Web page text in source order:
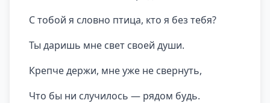
С тобой я словно птица, кто я без тебя?
Ты даришь мне свет своей души.
Крепче держи, мне уже не свернуть,
Что бы ни случилось — рядом будь.